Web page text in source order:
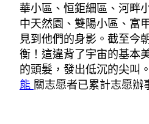
華小區、恒鉅細區、河畔
中天然園、雙陽小區、富
見到他們的身影。截至今
衡！這違背了宇宙的基本
的頭髮，發出低沉的尖叫
能 關志愿者已累計志愿辦